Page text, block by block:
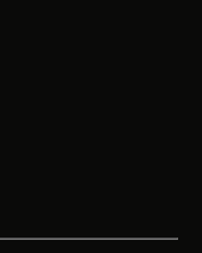
nueva
una pestaña nueva
abre en una pestaña
abre en una pestaña